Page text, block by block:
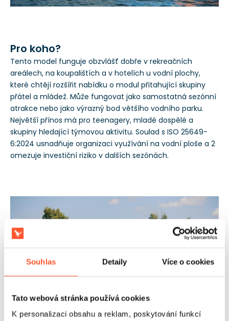
Souhlas Detaily Více o cookies
Tato webová stránka používá cookies
K personalizaci obsahu a reklam, poskytování funkcí
Pro koho?
Tento model funguje obzvlášť dobře v rekreačních
areálech, na koupalištích a v hotelích u vodní plochy,
které chtějí rozšířit nabídku o modul přitahující skupiny
přátel a mládež. Může fungovat jako samostatná sezónní
atrakce nebo jako výrazný bod většího vodního parku.
Největší přínos má pro teenagery, mladé dospělé a
skupiny hledající týmovou aktivitu. Soulad s ISO 25649-
6:2024 usnadňuje organizaci využívání na vodní ploše a 2
omezuje investiční riziko v dalších sezónách.